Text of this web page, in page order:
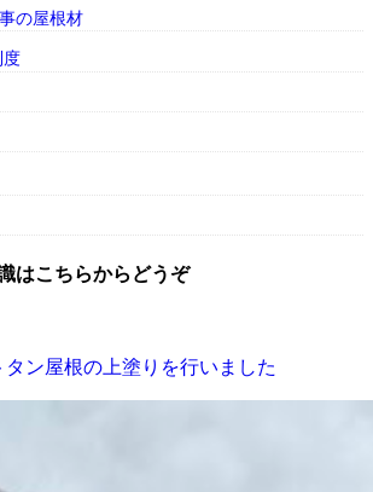
の屋根材
度
はこちらからどうぞ
タン屋根の上塗りを行いました